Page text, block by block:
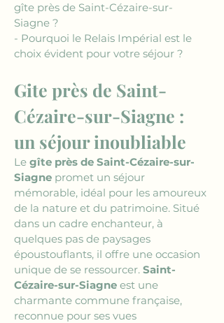
gîte près de Saint-Cézaire-sur-
Siagne ?
- Pourquoi le Relais Impérial est le
choix évident pour votre séjour ?
Gite près de Saint-
Cézaire-sur-Siagne :
un séjour inoubliable
Le gîte près de Saint-Cézaire-sur-
Siagne promet un séjour
mémorable, idéal pour les amoureux
de la nature et du patrimoine. Situé
dans un cadre enchanteur, à
quelques pas de paysages
époustouflants, il offre une occasion
unique de se ressourcer. Saint-
Cézaire-sur-Siagne est une
charmante commune française,
reconnue pour ses vues